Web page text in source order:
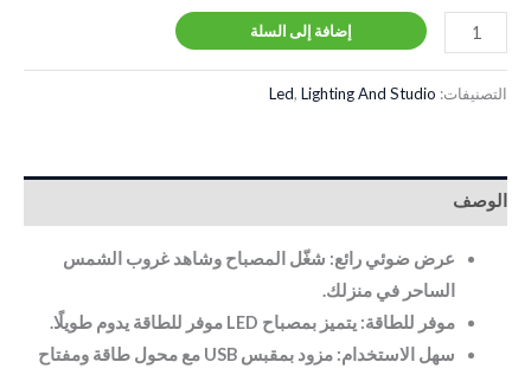
إضافة إلى السلة
التصنيفات: Led, Lighting And Studio
الوصف
عرض ضوئي رائع: شغّل المصباح وشاهد غروب الشمس
الساحر في منزلك.
موفر للطاقة: يتميز بمصباح LED موفر للطاقة يدوم طويلًا.
سهل الاستخدام: مزود بمقبس USB مع محول طاقة ومفتاح